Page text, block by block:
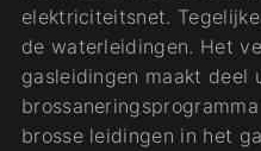
elektriciteitsnet.
de waterleidingen. Het
gasleidingen maakt deel
brosse leidingen in het